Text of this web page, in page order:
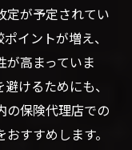
定が予定されてい
イントが増え、
が高まっていま
けるためにも、
の保険代理店での
すすめします。